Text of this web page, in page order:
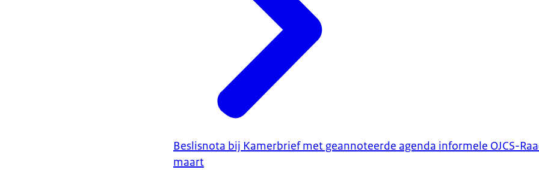
Beslisnota bij Kamerbrief met geannoteerde agenda informele OJCS-
maart